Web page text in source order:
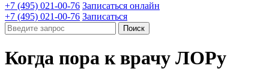
+7 (495) 021-00-76 Записаться онлайн
+7 (495) 021-00-76 Записаться
Поиск
Когда пора к врачу ЛОРу